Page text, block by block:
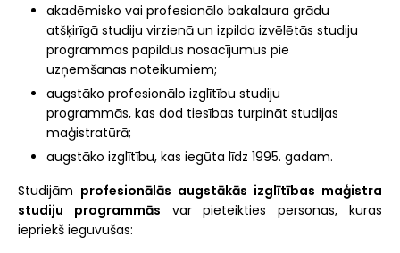
akadēmisko vai profesionālo bakalaura grādu
atšķirīgā studiju virzienā un izpilda izvēlētās studiju
programmas papildus nosacījumus pie
uzņemšanas noteikumiem;
augstāko profesionālo izglītību studiju
programmās, kas dod tiesības turpināt studijas
maģistratūrā;
augstāko izglītību, kas iegūta līdz 1995. gadam.
Studijām profesionālās augstākās izglītības maģistra
studiju programmās var pieteikties personas, kuras
iepriekš ieguvušas: